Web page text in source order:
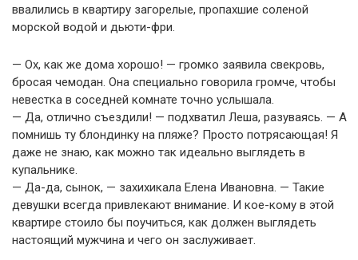
ввалились в квартиру загорелые, пропахшие соленой
морской водой и дьюти-фри.
— Ох, как же дома хорошо! — громко заявила свекровь,
бросая чемодан. Она специально говорила громче, чтобы
невестка в соседней комнате точно услышала.
— Да, отлично съездили! — подхватил Леша, разуваясь. — А
помнишь ту блондинку на пляже? Просто потрясающая! Я
даже не знаю, как можно так идеально выглядеть в
купальнике.
— Да-да, сынок, — захихикала Елена Ивановна. — Такие
девушки всегда привлекают внимание. И кое-кому в этой
квартире стоило бы поучиться, как должен выглядеть
настоящий мужчина и чего он заслуживает.